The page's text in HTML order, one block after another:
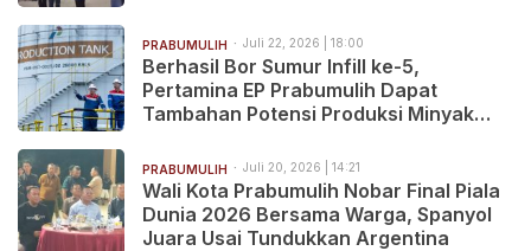
PRABUMULIH Juli 22, 2026 | 18:00
Berhasil Bor Sumur Infill ke-5,
Pertamina EP Prabumulih Dapat
Tambahan Potensi Produksi Minyak
PRABUMULIH Juli 20, 2026 | 14:21
Wali Kota Prabumulih Nobar Final Piala
Dunia 2026 Bersama Warga, Spanyol
Juara Usai Tundukkan Argentina